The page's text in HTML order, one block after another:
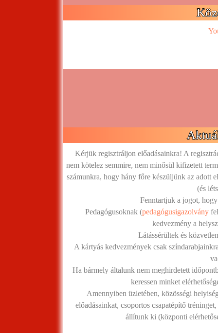
Kérjük regisztráljon előadásainkra! A
nem kötelez semmire, nem minősül kifizetett
számunkra, hogy hány főre készüljünk az adott
(és
Fenntartjuk a jogot,
Pedagógusoknak (pedagógusigazolvány
kedvezmény a
Látássérültek és
A kártyás kedvezmények csak
Ha bármely általunk nem meghirdetett
keressen minket
Amennyiben üzletében, közösségi
előadásainkat, csoportos csapatépítő
állítunk ki (központi